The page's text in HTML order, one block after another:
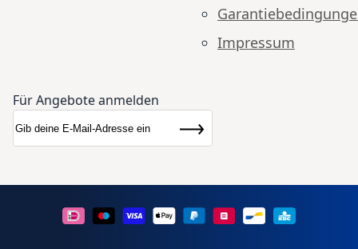
Impressum
Für Angebote anmelden
Newsletter
Abonnieren